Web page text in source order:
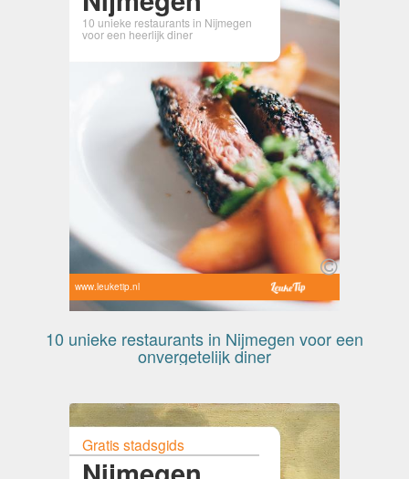
10 unieke restaurants in Nijmegen
voor een heerlijk diner
www.leuketip.nl
10 unieke restaurants in Nijmegen voor een
onvergetelijk diner
Gratis stadsgids